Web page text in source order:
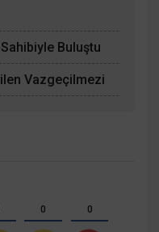
Buluştu
Vazgeçilmezi
0 0